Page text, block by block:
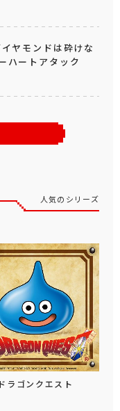
ヤモンドは砕けな
ートアタック
人気のシリーズ
ドラゴンクエスト